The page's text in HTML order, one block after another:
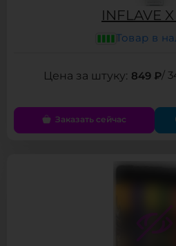
INFLAVE
Товар в
849 ₽/
Заказать сейчас